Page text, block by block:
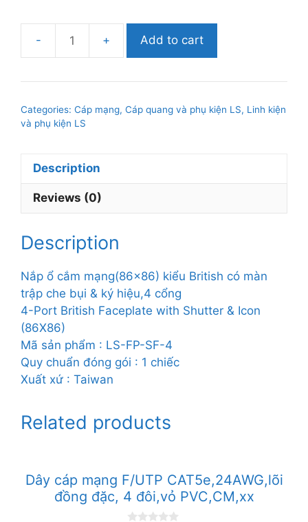
Nắp
cắm
kiểu
trập
hiệu,4
cổng
quantity
Add to cart
Categories: Cáp mạng, Cáp quang và phụ kiện LS, Linh kiện
và phụ kiện LS
Description
Reviews (0)
Description
Nắp ổ cắm mạng(86×86) kiểu British có màn
trập che bụi & ký hiệu,4 cổng
4-Port British Faceplate with Shutter & Icon
(86X86)
Mã sản phẩm : LS-FP-SF-4
Quy chuẩn đóng gói : 1 chiếc
Xuất xứ : Taiwan
Related products
Dây cáp mạng F/UTP CAT5e,24AWG,lõi
đồng đặc, 4 đôi,vỏ PVC,CM,xx